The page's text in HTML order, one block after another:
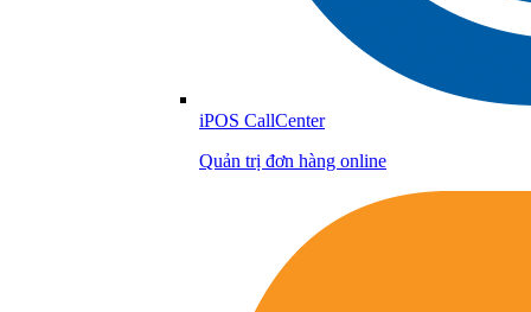
iPOS CallCenter
Quản trị đơn hàng online